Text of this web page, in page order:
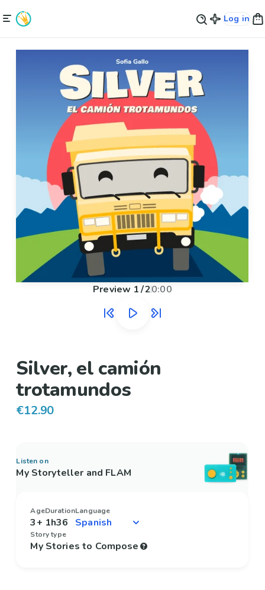
Log in
Preview 1/20:00
Silver, el camión
trotamundos
€12.90
Listen on
My Storyteller and FLAM
Age
3+
Duration
1h36
Language
Story type
My Stories to Compose